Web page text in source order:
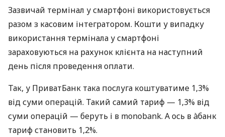
Зазвичай термінал у смартфоні використовується
разом з касовим інтегратором. Кошти у випадку
використання термінала у смартфоні
зараховуються на рахунок клієнта на наступний
день після проведення оплати.
Так, у ПриватБанк така послуга коштуватиме 1,3%
від суми операцій. Такий самий тариф — 1,3% від
суми операцій — беруть і в monobank. А ось в àбанк
тариф становить 1,2%.